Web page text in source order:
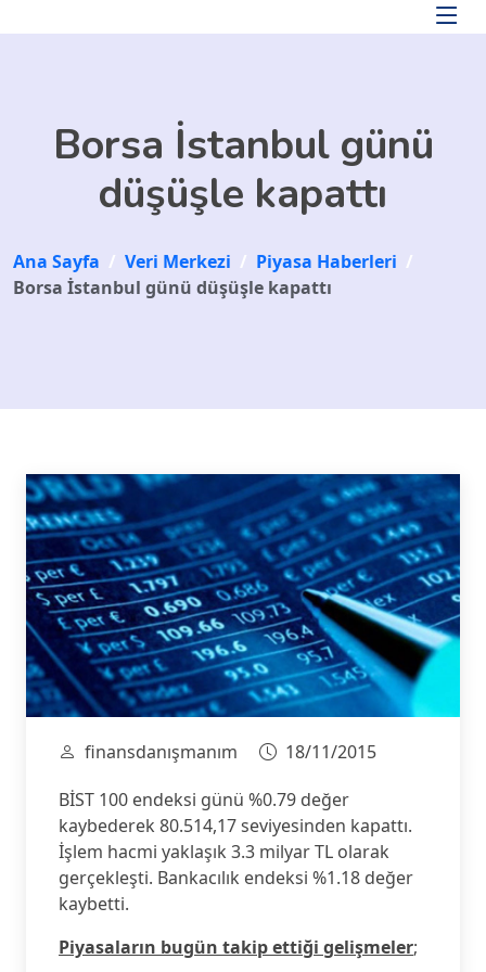
Borsa İstanbul günü
düşüşle kapattı
Ana Sayfa / Veri Merkezi / Piyasa Haberleri /
Borsa İstanbul günü düşüşle kapattı
finansdanışmanım
18/11/2015
BİST 100 endeksi günü %0.79 değer
kaybederek 80.514,17 seviyesinden kapattı.
İşlem hacmi yaklaşık 3.3 milyar TL olarak
gerçekleşti. Bankacılık endeksi %1.18 değer
kaybetti.
Piyasaların bugün takip ettiği gelişmeler;